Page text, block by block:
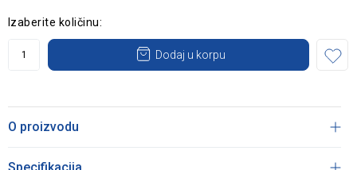
Izaberite količinu:
Dodaj u korpu
O proizvodu